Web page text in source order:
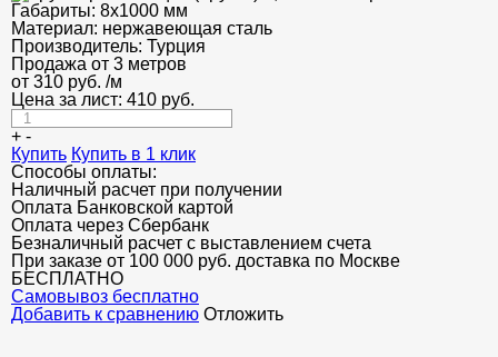
МЕТАЛЛИЧЕСКИЕ ПОРОГИ НАПОЛЬНЫЕ (ДЛЯ ПОЛА),
РАСКЛАДКА, ПЛИНТУС
ПОТОЛКИ
НЕДОРОГОЙ МЕТАЛЛОПРОКАТ
Габариты: 8х1000 мм
Материал: нержавеющая сталь
Производитель: Турция
Продажа от 3 метров
от 310 руб. /м
Цена за лист: 410 руб.
+ -
Купить Купить в 1 клик
Способы оплаты:
Наличный расчет при получении
Оплата Банковской картой
Оплата через Сбербанк
Безналичный расчет с выставлением счета
При заказе от 100 000 руб. доставка по Москве
БЕСПЛАТНО
Cамовывоз бесплатно
Добавить к сравнению Отложить